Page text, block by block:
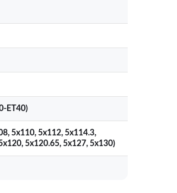
ET40)
5x110, 5x112, 5x114.3,
5x120.65, 5x127, 5x130)